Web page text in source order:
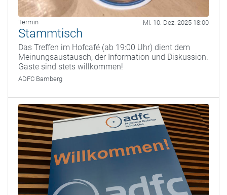
Termin Mi. 10. Dez. 2025 18:00
Stammtisch
Das Treffen im Hofcafé (ab 19:00 Uhr) dient dem
Meinungsaustausch, der Information und Diskussion.
Gäste sind stets willkommen!
ADFC Bamberg